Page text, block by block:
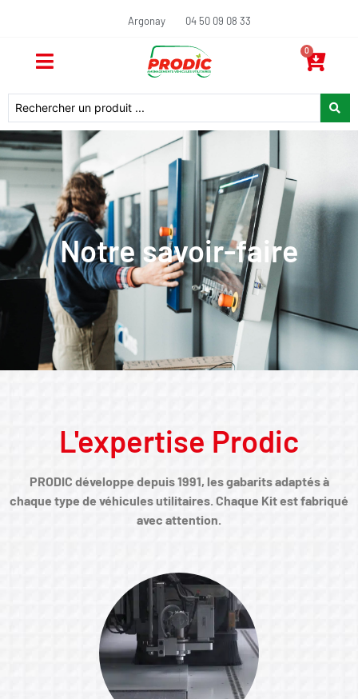
Argonay 04 50 09 08 33
0
Notre savoir-faire
L'expertise Prodic
PRODIC développe depuis 1991, les gabarits adaptés à
chaque type de véhicules utilitaires. Chaque Kit est fabriqué
avec attention.